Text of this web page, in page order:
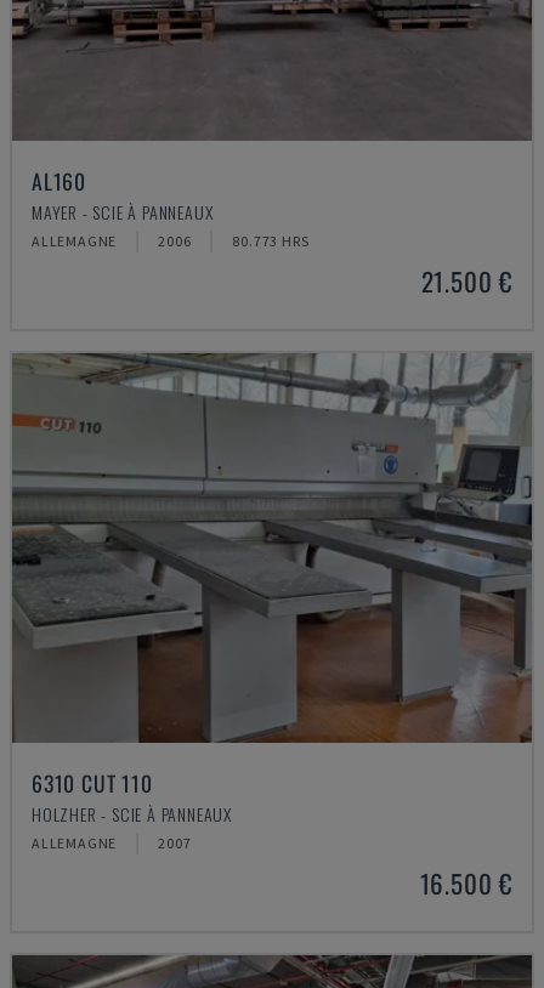
AL160
MAYER - SCIE À PANNEAUX
ALLEMAGNE 2006 80.773 HRS
21.500 €
6310 CUT 110
HOLZHER - SCIE À PANNEAUX
ALLEMAGNE 2007
16.500 €